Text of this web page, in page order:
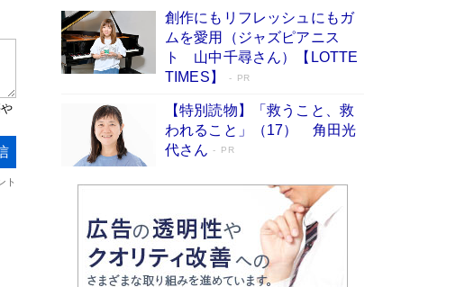
東野圭吾、伊坂幸太郎の人気シリーズ最新作どち
らも文庫化 映画化された直木賞受賞作もランク
イン［文庫ベストセラー］
Book Bang
創作にもリフレッシュにもガ
ムを愛用（ジャズピアニス
ト 山中千尋さん）【LOTTE
TIMES】
PR
【特別読物】「救うこと、救
われること」（17） 角田光
代さん
PR